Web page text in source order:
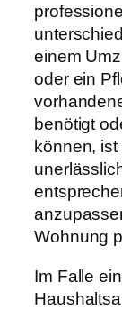
einem
oder ein
benötigt
können,
Wohnung
Im Falle